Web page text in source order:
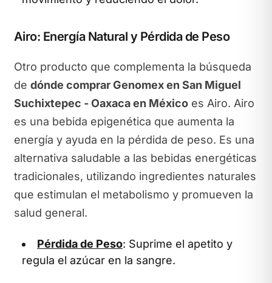
Airo: Energía Natural y Pérdida de Peso
Otro producto que complementa la búsqueda
de dónde comprar Genomex en San Miguel
Suchixtepec - Oaxaca en Méxicoes Airo. Airo
es una bebida epigenética que aumenta la
energía y ayuda en la pérdida de peso. Es una
alternativa saludable a las bebidas energéticas
tradicionales, utilizando ingredientes naturales
que estimulan el metabolismo y promueven la
salud general.
Pérdida de Peso: Suprime el apetito y
regula el azúcar en la sangre.